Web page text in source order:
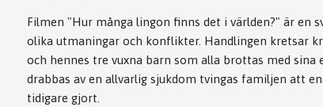
Filmen "Hur många lingon finns det i världen?" är en
olika utmaningar och konflikter. Handlingen kretsar
och hennes tre vuxna barn som alla brottas med
drabbas av en allvarlig sjukdom tvingas familjen att
tidigare gjort.